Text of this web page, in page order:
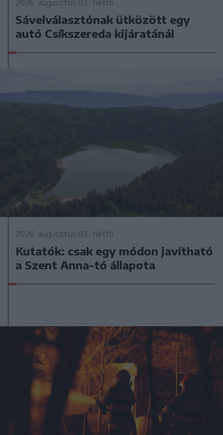
2026. augusztus 03., hétfő
Sávelválasztónak ütközött egy
autó Csíkszereda kijáratánál
2026. augusztus 03., hétfő
Kutatók: csak egy módon javítható
a Szent Anna-tó állapota